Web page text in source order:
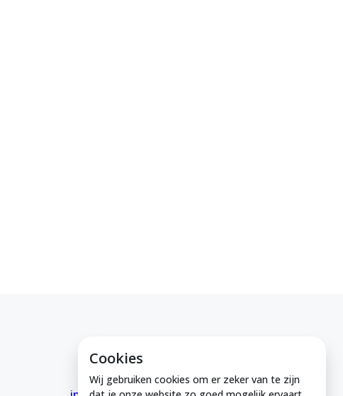
Cookies
Wij gebruiken cookies om er zeker van te zijn
E-mail ons